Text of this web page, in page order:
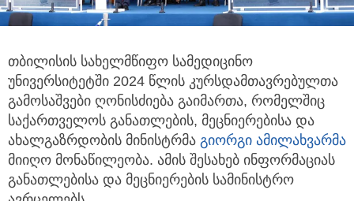
თბილისის სახელმწიფო სამედიცინო
უნივერსიტეტში 2024 წლის კურსდამთავრებულთა
გამოსაშვები ღონისძიება გაიმართა,რომელშიც
საქართველოს განათლების, მეცნიერებისა და
ახალგაზრდობის მინისტრმა გიორგი ამილახვარმა
მიიღო მონაწილეობა. ამის შესახებ ინფორმაციას
განათლებისა და მეცნიერების სამინისტრო